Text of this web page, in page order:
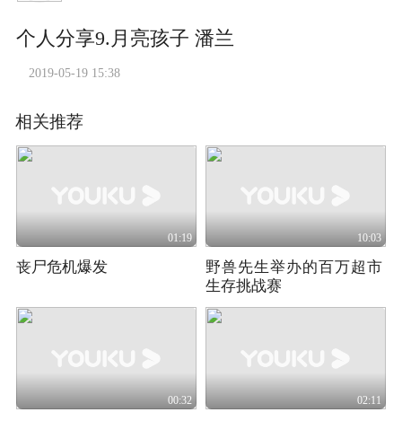
个人分享9.月亮孩子 潘兰
2019-05-19 15:38
相关推荐
01:19
丧尸危机爆发
10:03
野兽先生举办的百万超市
生存挑战赛
00:32 02:11